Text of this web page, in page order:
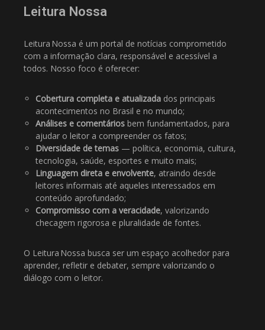
Leitura Nossa
Leitura Nossa é um portal de notícias comprometido
com a informação clara, responsável e acessível a
todos. Nosso foco é oferecer:
Cobertura completa e atualizada dos principais
acontecimentos no Brasil e no mundo;
Análises e comentários bem fundamentados, para
ajudar o leitor a compreender os fatos;
Diversidade de temas — política, economia, cultura,
tecnologia, saúde, esportes e muito mais;
Linguagem direta e envolvente, atraindo desde
leitores informais até aqueles interessados em
conteúdo aprofundado;
Compromisso com a veracidade, valorizando
checagem rigorosa e pluralidade de fontes.
O Leitura Nossa busca ser um espaço acolhedor para
aprender, refletir e debater, sempre valorizando o
diálogo com o leitor.